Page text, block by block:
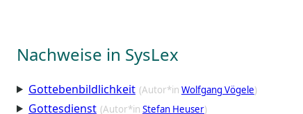
Nachweise in SysLex
Gottebenbildlichkeit (Autor*in Wolfgang Vögele)
Gottesdienst (Autor*in Stefan Heuser)